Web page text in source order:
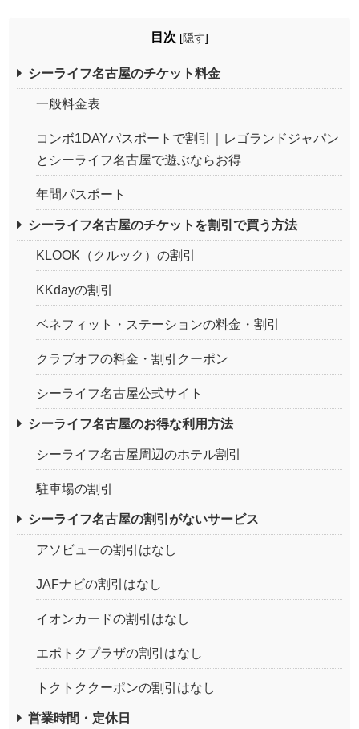
目次 [隠す]
シーライフ名古屋のチケット料金
一般料金表
コンボ1DAYパスポートで割引｜レゴランドジャパン
とシーライフ名古屋で遊ぶならお得
年間パスポート
シーライフ名古屋のチケットを割引で買う方法
KLOOK（クルック）の割引
KKdayの割引
ベネフィット・ステーションの料金・割引
クラブオフの料金・割引クーポン
シーライフ名古屋公式サイト
シーライフ名古屋のお得な利用方法
シーライフ名古屋周辺のホテル割引
駐車場の割引
シーライフ名古屋の割引がないサービス
アソビューの割引はなし
JAFナビの割引はなし
イオンカードの割引はなし
エポトクプラザの割引はなし
トクトククーポンの割引はなし
営業時間・定休日